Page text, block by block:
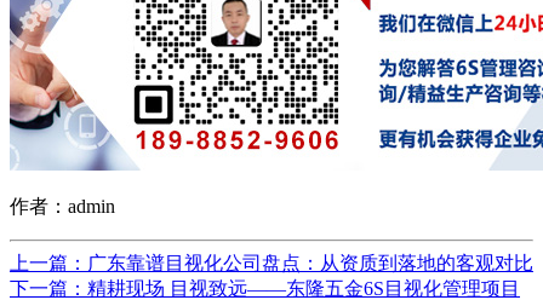
作者：admin
上一篇：广东靠谱目视化公司盘点：从资质到落地的客观对比
下一篇：精耕现场 目视致远——东隆五金6S目视化管理项目